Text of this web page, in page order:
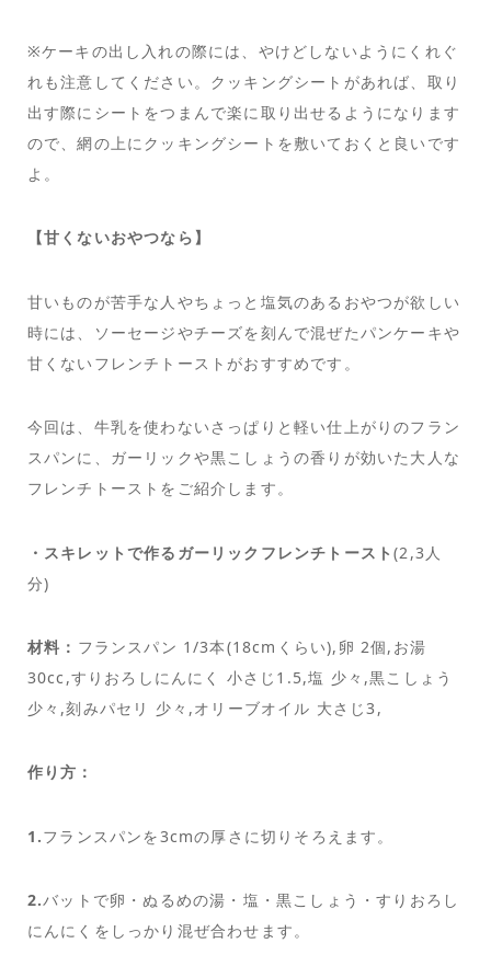
※ケーキの出し入れの際には、やけどしないようにくれぐ
れも注意してください。クッキングシートがあれば、取り
出す際にシートをつまんで楽に取り出せるようになります
ので、網の上にクッキングシートを敷いておくと良いです
よ。
【甘くないおやつなら】
甘いものが苦手な人やちょっと塩気のあるおやつが欲しい
時には、ソーセージやチーズを刻んで混ぜたパンケーキや
甘くないフレンチトーストがおすすめです。
今回は、牛乳を使わないさっぱりと軽い仕上がりのフラン
スパンに、ガーリックや黒こしょうの香りが効いた大人な
フレンチトーストをご紹介します。
・スキレットで作るガーリックフレンチトースト(2,3人
分)
材料： フランスパン 1/3本(18cmくらい),卵 2個,お湯
30cc,すりおろしにんにく 小さじ1.5,塩 少々,黒こしょう
少々,刻みパセリ 少々,オリーブオイル 大さじ3,
作り方：
1.フランスパンを3cmの厚さに切りそろえます。
2.バットで卵・ぬるめの湯・塩・黒こしょう・すりおろし
にんにくをしっかり混ぜ合わせます。